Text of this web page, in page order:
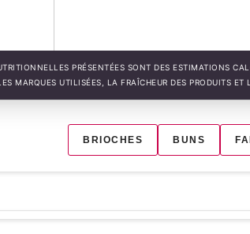
PRÉSENTÉES SONT DES ESTIMATIONS
MARQUES UTILISÉES, LA FRAÎCHEUR DES PRODUITS ET
BRIOCHES BUNS